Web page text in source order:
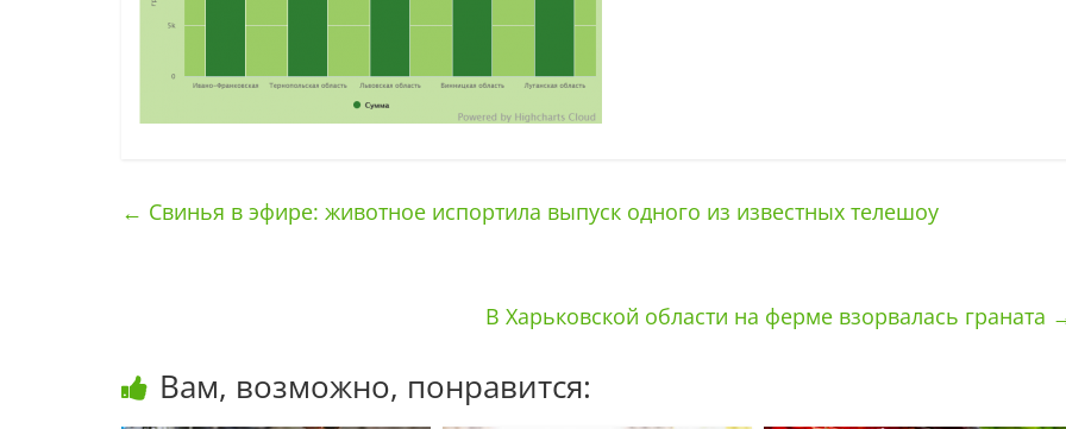
← Свинья в эфире: животное испортила выпуск одного из известных телешоу
В Харьковской области на ферме взорвалась граната
Вам, возможно, понравится: